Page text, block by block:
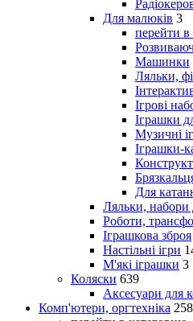
Для малюків 3
перейти
Машинки
Ляльки,
Ігрові
Іграшки
Музичні
Іграшки-
Для
Ляльки, набори
Роботи,
Іграшкова зброя
Настільні ігри
М'які іграшки 3
Коляски 639
Аксесуари для
Комп'ютери, оргтехніка